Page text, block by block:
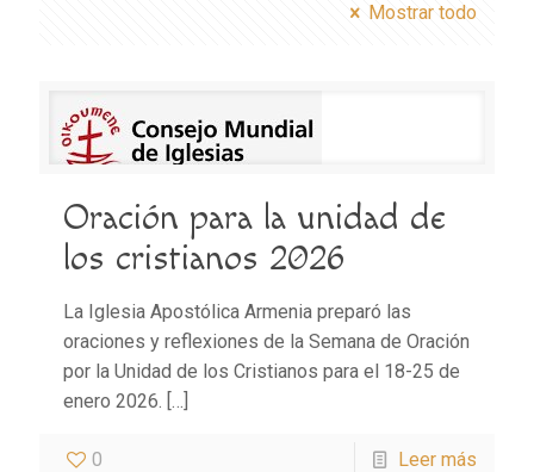
Mostrar todo
Oración para la unidad de
los cristianos 2026
La Iglesia Apostólica Armenia preparó las
oraciones y reflexiones de la Semana de Oración
por la Unidad de los Cristianos para el 18-25 de
enero 2026. […]
0 Leer más